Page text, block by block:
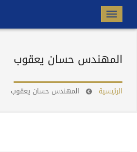
المهندس حسان يعقوب
الرئيسية المهندس حسان يعقوب